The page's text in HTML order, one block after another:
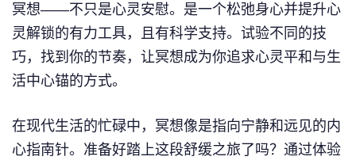
冥想——不只是心灵安慰。是一个松弛身心并提升心
灵解锁的有力工具，且有科学支持。试验不同的技
巧，找到你的节奏，让冥想成为你追求心灵平和与生
活中心锚的方式。
在现代生活的忙碌中，冥想像是指向宁静和远见的内
心指南针。准备好踏上这段舒缓之旅了吗？通过体验